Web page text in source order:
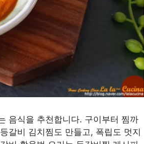
음식을 추천합니다. 구이부터 찜까
갈비 김치찜도 만들고, 폭립도 멋지